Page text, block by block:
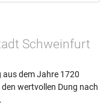
Schweinfurt
dem Jahre 1720
wertvollen Dung nach